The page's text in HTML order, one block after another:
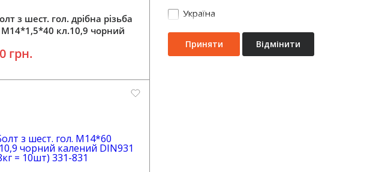
з шест. гол. дрібна різьба
M14*1,5*40 кл.10,9 чорний
грн.
Україна
Приняти Відмінити